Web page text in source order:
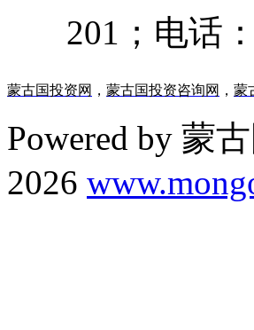
201；电话
蒙古国投资网 ， 蒙古国投资咨询网 ， 蒙
Powered by 蒙
2026